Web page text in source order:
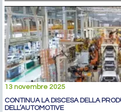
13 novembre 2025
CONTINUA LA DISCESA DELLA
DELL’AUTOMOTIVE